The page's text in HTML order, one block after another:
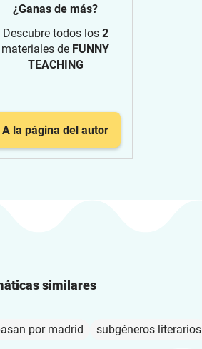
¿Ganas de más?
Descubre todos los 2
materiales de FUNNY
TEACHING
A la página del autor
similares
por madrid subgéneros literarios